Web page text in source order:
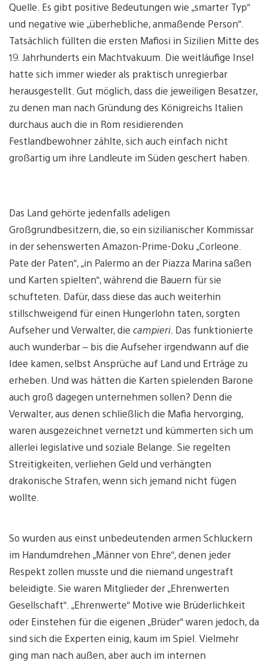
Quelle. Es gibt positive Bedeutungen wie „smarter Typ“
und negative wie „überhebliche, anmaßende Person“.
Tatsächlich füllten die ersten Mafiosi in Sizilien Mitte des
19. Jahrhunderts ein Machtvakuum. Die weitläufige Insel
hatte sich immer wieder als praktisch unregierbar
herausgestellt. Gut möglich, dass die jeweiligen Besatzer,
zu denen man nach Gründung des Königreichs Italien
durchaus auch die in Rom residierenden
Festlandbewohner zählte, sich auch einfach nicht
großartig um ihre Landleute im Süden geschert haben.
Das Land gehörte jedenfalls adeligen
Großgrundbesitzern, die, so ein sizilianischer Kommissar
in der sehenswerten Amazon-Prime-Doku „Corleone.
Pate der Paten“, „in Palermo an der Piazza Marina saßen
und Karten spielten“, während die Bauern für sie
schufteten. Dafür, dass diese das auch weiterhin
stillschweigend für einen Hungerlohn taten, sorgten
Aufseher und Verwalter, die campieri. Das funktionierte
auch wunderbar – bis die Aufseher irgendwann auf die
Idee kamen, selbst Ansprüche auf Land und Erträge zu
erheben. Und was hätten die Karten spielenden Barone
auch groß dagegen unternehmen sollen? Denn die
Verwalter, aus denen schließlich die Mafia hervorging,
waren ausgezeichnet vernetzt und kümmerten sich um
allerlei legislative und soziale Belange. Sie regelten
Streitigkeiten, verliehen Geld und verhängten
drakonische Strafen, wenn sich jemand nicht fügen
wollte.
So wurden aus einst unbedeutenden armen Schluckern
im Handumdrehen „Männer von Ehre“, denen jeder
Respekt zollen musste und die niemand ungestraft
beleidigte. Sie waren Mitglieder der „Ehrenwerten
Gesellschaft“. „Ehrenwerte“ Motive wie Brüderlichkeit
oder Einstehen für die eigenen „Brüder“ waren jedoch, da
sind sich die Experten einig, kaum im Spiel. Vielmehr
ging man nach außen, aber auch im internen